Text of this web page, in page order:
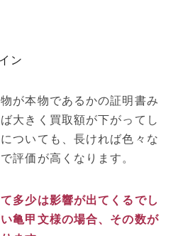
ン
が本物であるかの証明書み
大きく買取額が下がってし
ついても、長ければ色々な
評価が高くなります。
多少は影響が出てくるでし
亀甲文様の場合、その数が